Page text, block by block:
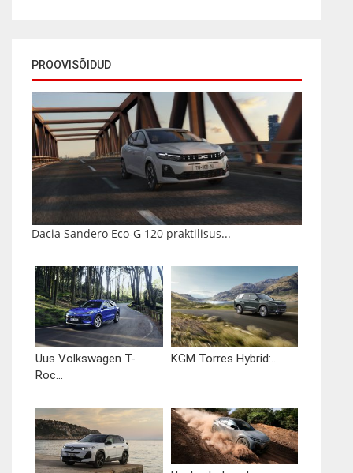
PROOVISÕIDUD
Dacia Sandero Eco-G 120 praktilisus...
Uus Volkswagen T-
Roc...
KGM Torres Hybrid:...